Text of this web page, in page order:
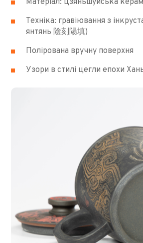
Техніка: гравіювання з
янтянь 陰刻陽填)
Полірована вручну поверхня
Узори в стилі цегли епохи